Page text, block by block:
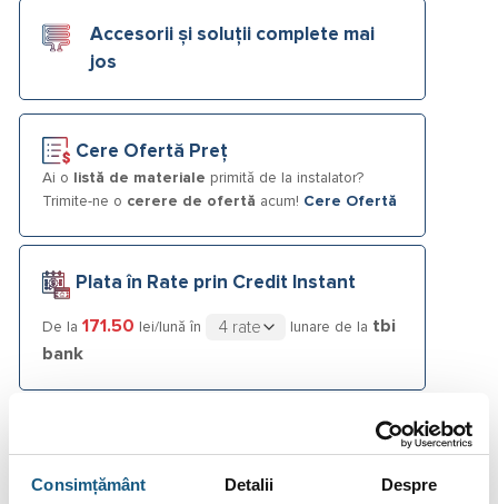
Consimțământ Detalii Despre
Accesorii și soluții complete mai
jos
Cere Ofertă Preț
Ai o listă de materiale primită de la instalator?
Trimite-ne o cerere de ofertă acum! Cere Ofertă
Plata în Rate prin Credit Instant
De la 171.50 lei/lună în lunare de la tbi
bank
Fotografiile produselor au caracter informativ și pot
conține accesorii neincluse în pachetele standard. De
asemenea, unele specificații pot fi modificate de către
producător fără preaviz sau pot conține erori de operare.